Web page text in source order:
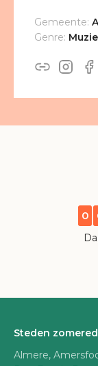
Gemeente:
Genre:
0
Steden
Almere,